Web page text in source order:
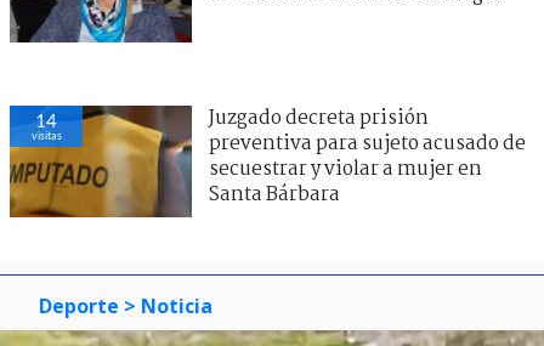
14
visitas
Juzgado decreta prisión
preventiva para sujeto acusado de
secuestrar y violar a mujer en
Santa Bárbara
Deporte > Noticia